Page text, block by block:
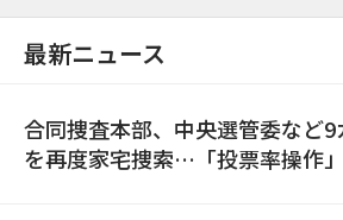
最新ニュース
合同捜査本部、中央選管委など9
を再度家宅捜索…「投票率操作